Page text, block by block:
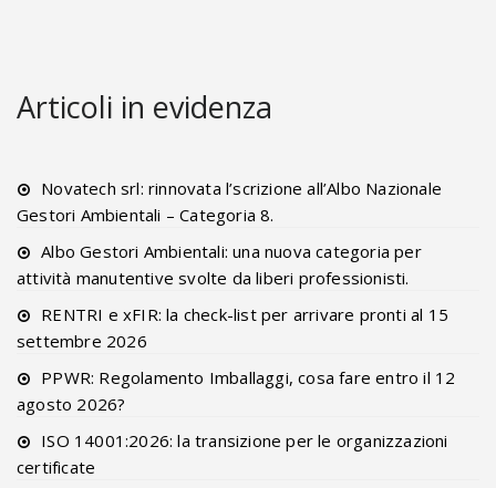
Articoli in evidenza
Novatech srl: rinnovata l’scrizione all’Albo Nazionale
Gestori Ambientali – Categoria 8.
Albo Gestori Ambientali: una nuova categoria per
attività manutentive svolte da liberi professionisti.
RENTRI e xFIR: la check-list per arrivare pronti al 15
settembre 2026
PPWR: Regolamento Imballaggi, cosa fare entro il 12
agosto 2026?
ISO 14001:2026: la transizione per le organizzazioni
certificate